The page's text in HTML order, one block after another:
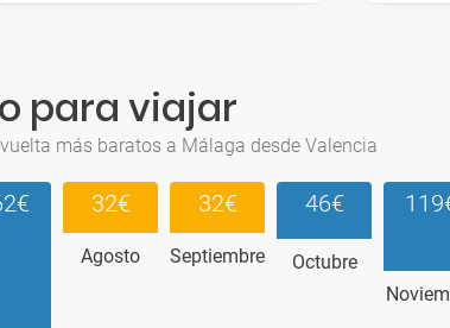
para viajar
más baratos a Málaga desde Valencia
32€
Agosto
32€
Septiembre
46€
Octubre